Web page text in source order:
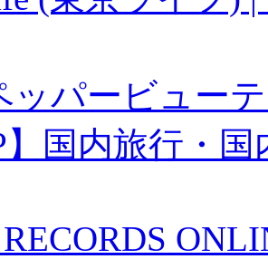
ッパービュー
】国内旅行・